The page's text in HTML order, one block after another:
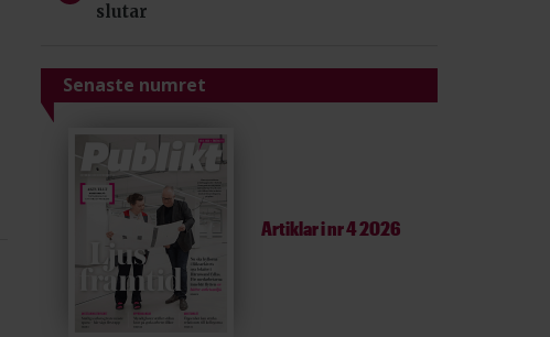
slutar
Senaste numret
Artiklar inr 4 2026